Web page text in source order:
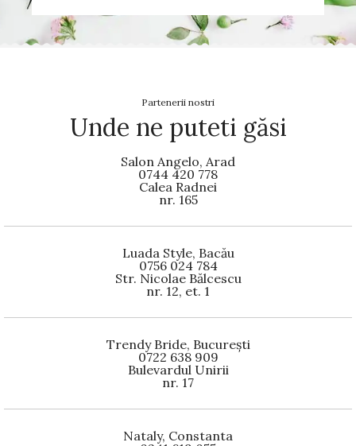
Partenerii nostri
Unde ne puteti găsi
Salon Angelo, Arad
0744 420 778
Calea Radnei
nr. 165
Luada Style, Bacău
0756 024 784
Str. Nicolae Bălcescu
nr. 12, et. 1
Trendy Bride, București
0722 638 909
Bulevardul Unirii
nr. 17
Nataly, Constanta